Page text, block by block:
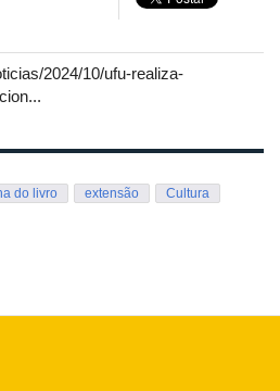
2024/10/ufu-realiza-
do livro extensão
Cultura